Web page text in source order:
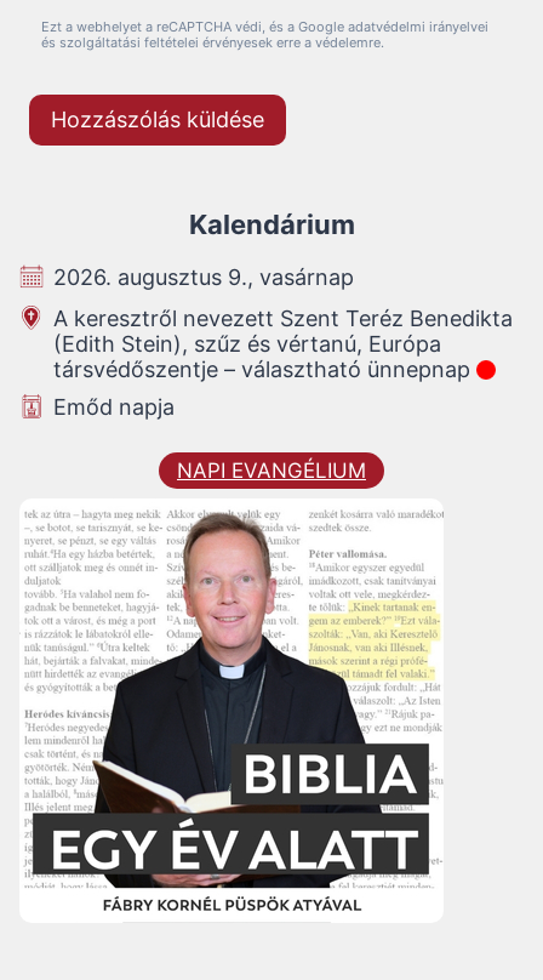
Ezt a webhelyet a reCAPTCHA védi, és a Google adatvédelmi irányelvei
és szolgáltatási feltételei érvényesek erre a védelemre.
Kalendárium
2026. augusztus 9., vasárnap
A keresztről nevezett Szent Teréz Benedikta
(Edith Stein), szűz és vértanú, Európa
társvédőszentje – választható ünnepnap
Emőd napja
NAPI EVANGÉLIUM